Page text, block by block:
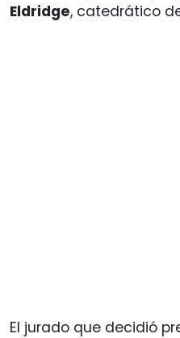
Eldridge, catedrático
El jurado que decidió